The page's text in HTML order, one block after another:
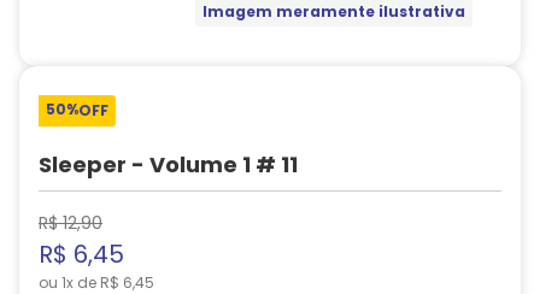
Imagem meramente ilustrativa
50%OFF
Sleeper - Volume 1 # 11
R$ 12,90
R$ 6,45
ou 1x de R$ 6,45